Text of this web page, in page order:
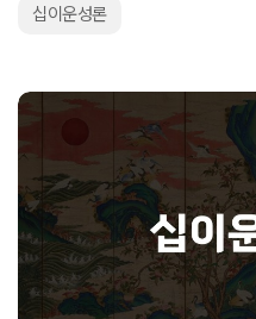
십이운성론